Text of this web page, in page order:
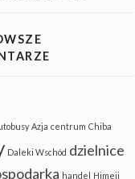
Azja centrum Chiba
Daleki Wschód dzielnice
handel Himeji